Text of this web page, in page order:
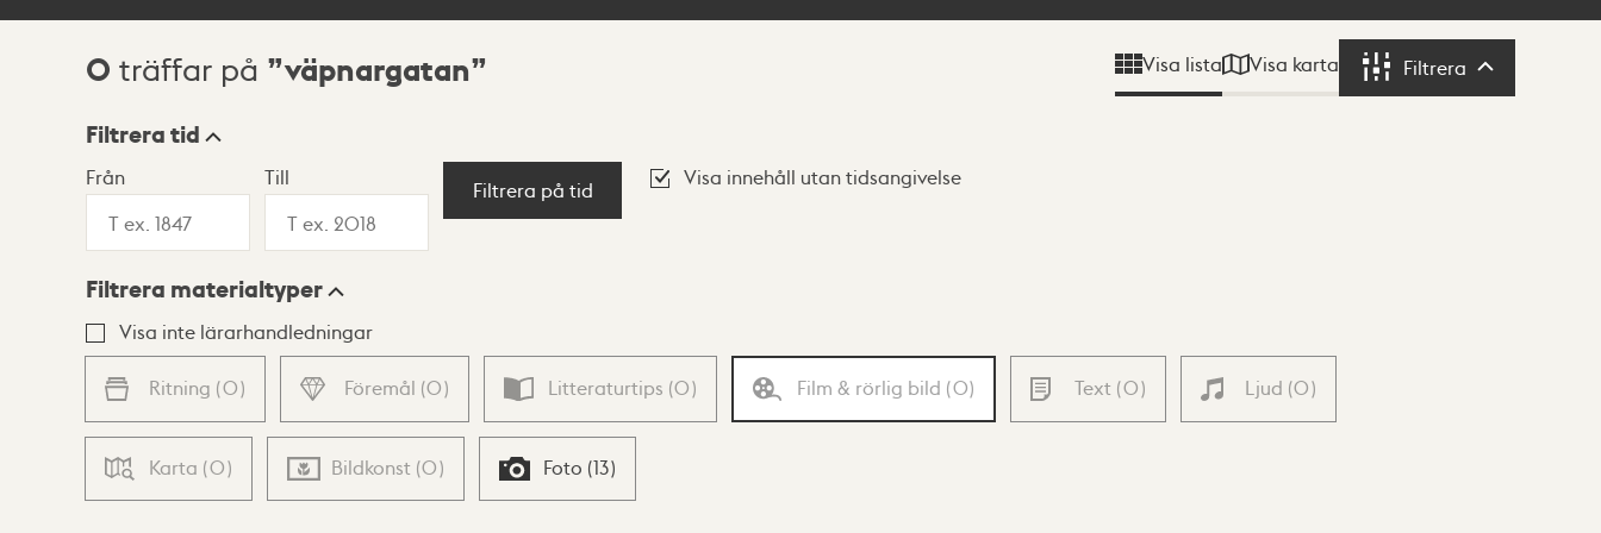
Sökresultat
0 träffar på väpnargatan Visa lista Visa karta Filtrera Filtrera
Visningsläge
Lista Karta
Filtrera tid
Från Till
Filtrera på tid
Visa innehåll utan tidsangivelse
Filtrera materialtyper
Visa inte lärarhandledningar
Ritning (0) Föremål (0) Litteraturtips (0) Film & rörlig bild (0) Text (0) Ljud (0)
Karta (0) Bildkonst (0) Foto (13)